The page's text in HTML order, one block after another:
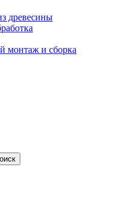
древесины
монтаж и сборка